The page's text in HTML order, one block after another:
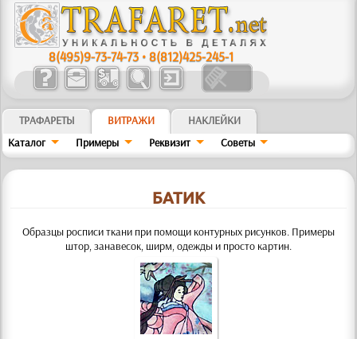
8(495)9-73-74-73 •8(812)425-245-1
ТРАФАРЕТЫ ВИТРАЖИ
НАКЛЕЙКИ
Кaтaлoг
Примеры Реквизит Советы
БАТИК
Образцы росписи ткани при помощи контурных рисунков. Примеры
штор, занавесок, ширм, одежды и просто картин.